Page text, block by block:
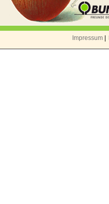
Impressum